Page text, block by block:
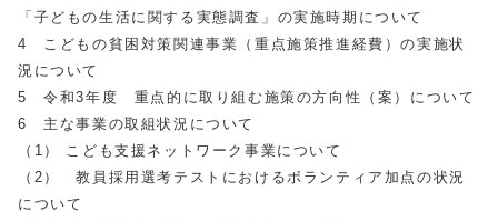
「子どもの生活に関する実態調査」の実施時期について
4 こどもの貧困対策関連事業（重点施策推進経費）の実施状
況について
5 令和3年度 重点的に取り組む施策の方向性（案）について
6 主な事業の取組状況について
（1） こども支援ネットワーク事業について
（2） 教員採用選考テストにおけるボランティア加点の状況
について